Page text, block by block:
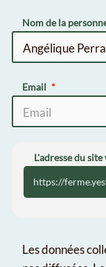
Nom de la
Email
L'adresse du
https://
Les données